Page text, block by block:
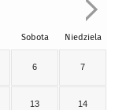
Sobota Niedziela
6 7
13 14